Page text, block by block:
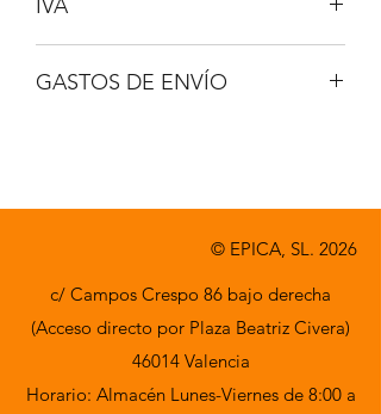
IVA
GASTOS DE ENVÍO
© EPICA, SL. 2026
c/ Campos Crespo 86 bajo derecha
(Acceso directo por Plaza Beatriz Civera)
46014 Valencia
Horario: Almacén Lunes-Viernes de 8:00 a